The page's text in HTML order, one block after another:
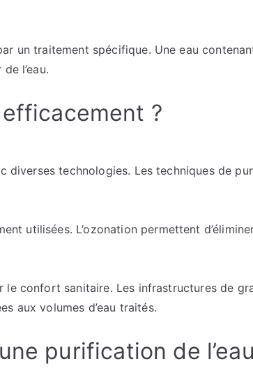
organismes
un traitement spécifique. Une eau
l’eau.
?
diverses technologies. Les techniques de
utilisées. L’ozonation permettent
le confort sanitaire. Les infrastructures de
aux volumes d’eau traités.
purification de